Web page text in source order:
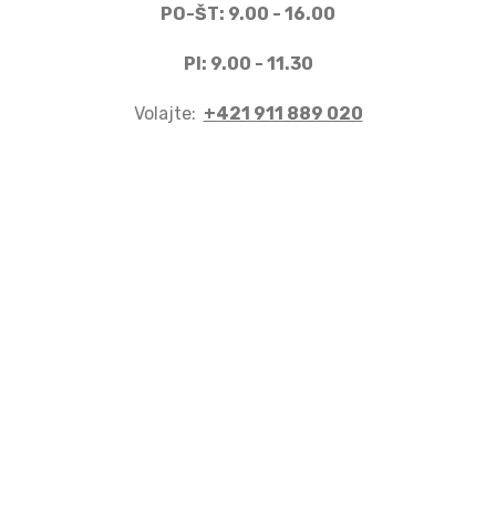
PO-ŠT: 9.00 - 16.00
PI: 9.00 - 11.30
Volajte: +421 911 889 020